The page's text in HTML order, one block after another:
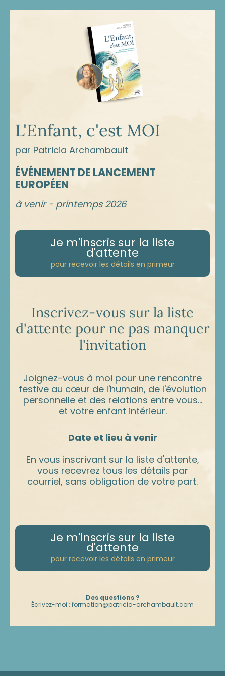
L'Enfant, c'est MOI
par Patricia Archambault
ÉVÉNEMENT DE LANCEMENT
EUROPÉEN
à venir - printemps 2026
Je m'inscris sur la liste
d'attente
pour recevoir les détails en primeur
Inscrivez-vous sur la liste
d'attente pour ne pas manquer
l'invitation
Joignez-vous à moi pour une rencontre
festive au cœur de l'humain, de l'évolution
personnelle et des relations entre vous...
et votre enfant intérieur.
Date et lieu à venir
En vous inscrivant sur la liste d'attente,
vous recevrez tous les détails par
courriel, sans obligation de votre part.
Je m'inscris sur la liste
d'attente
pour recevoir les détails en primeur
Des questions ?
Écrivez-moi : formation@patricia-archambault.com